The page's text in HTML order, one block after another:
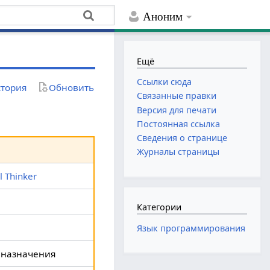
Аноним
Обновить
Thinker
Ещё
Ссылки сюда
Связанные правки
Версия для печати
Постоянная ссылка
Сведения о странице
Журналы страницы
Категории
Язык программирования